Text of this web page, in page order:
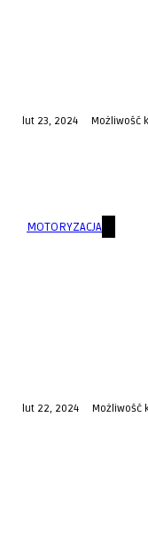
lut 23, 2024 Możliwość
MOTORYZACJA
lut 22, 2024 Możliwość